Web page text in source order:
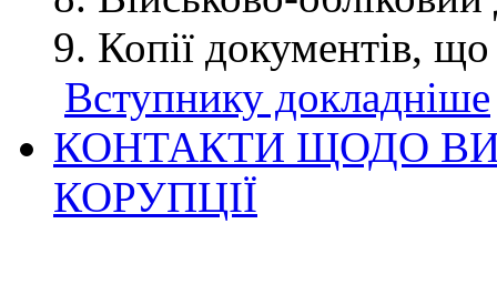
Копії документів,
Вступнику докладніше
КОНТАКТИ ЩОДО
КОРУПЦІЇ